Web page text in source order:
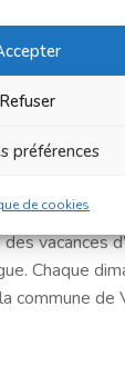
Refuser
préférences
de cookies
- 7
nocturnes,
vacances
Chaque
commune de